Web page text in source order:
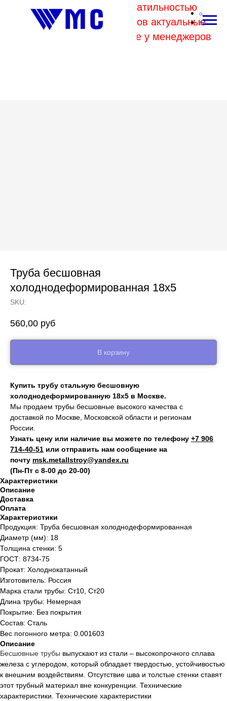
В связи с высокой волатильностью
отпускных цен комбинатов актуальные
цены на металл уточняйте у менеджеров
Труба бесшовная
холоднодеформированная 18х5
SKU:
560,00 руб
В корзину
Купить трубу стальную бесшовную
холоднодеформированную 18х5 в Москве.
Мы продаем трубы бесшовные высокого качества с
доставкой по Москве, Московской области и регионам
России.
Узнать цену или наличие вы можете по телефону +7 906
714‑40-51 или отправить нам сообщение на
почту msk.metallstroy@yandex.ru
(Пн-Пт с 8-00 до 20-00)
Характеристики
Описание
Доставка
Оплата
Характеристики
Продукция: Труба бесшовная холоднодеформированная
Диаметр (мм): 18
Толщина стенки: 5
ГОСТ: 8734-75
Прокат: Холоднокатанный
Изготовитель: Россия
Марка стали трубы: Ст10, Ст20
Длина трубы: Немерная
Покрытие: Без покрытия
Состав: Сталь
Вес погонного метра: 0.001603
Описание
Бесшовные трубы выпускают из стали – высокопрочного сплава
железа с углеродом, который обладает твердостью, устойчивостью
к внешним воздействиям. Отсутствие шва и толстые стенки ставят
этот трубный материал вне конкуренции. Технические
характеристики. Технические характеристики